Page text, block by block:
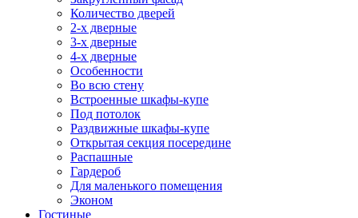
Количество дверей
2-х дверные
3-х дверные
4-х дверные
Особенности
Во всю стену
Встроенные шкафы-купе
Под потолок
Раздвижные шкафы-купе
Открытая секция посередине
Распашные
Гардероб
Для маленького помещения
Эконом
Гостиные